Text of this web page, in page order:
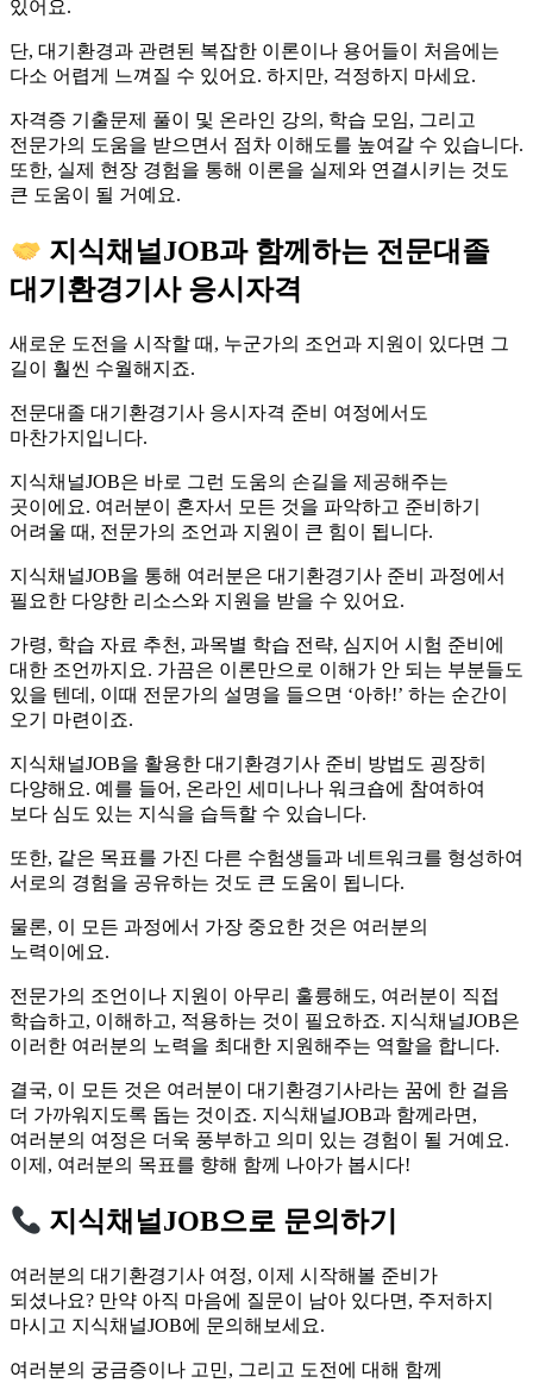
있어요.
단, 대기환경과 관련된 복잡한 이론이나 용어들이 처음에는
다소 어렵게 느껴질 수 있어요. 하지만, 걱정하지 마세요.
자격증 기출문제 풀이 및 온라인 강의, 학습 모임, 그리고
전문가의 도움을 받으면서 점차 이해도를 높여갈 수 있습니다.
또한, 실제 현장 경험을 통해 이론을 실제와 연결시키는 것도
큰 도움이 될 거예요.
지식채널JOB과 함께하는 전문대졸
대기환경기사 응시자격
새로운 도전을 시작할 때, 누군가의 조언과 지원이 있다면 그
길이 훨씬 수월해지죠.
전문대졸 대기환경기사 응시자격 준비 여정에서도
마찬가지입니다.
지식채널JOB은 바로 그런 도움의 손길을 제공해주는
곳이에요. 여러분이 혼자서 모든 것을 파악하고 준비하기
어려울 때, 전문가의 조언과 지원이 큰 힘이 됩니다.
지식채널JOB을 통해 여러분은 대기환경기사 준비 과정에서
필요한 다양한 리소스와 지원을 받을 수 있어요.
가령, 학습 자료 추천, 과목별 학습 전략, 심지어 시험 준비에
대한 조언까지요. 가끔은 이론만으로 이해가 안 되는 부분들도
있을 텐데, 이때 전문가의 설명을 들으면 ‘아하!’ 하는 순간이
오기 마련이죠.
지식채널JOB을 활용한 대기환경기사 준비 방법도 굉장히
다양해요. 예를 들어, 온라인 세미나나 워크숍에 참여하여
보다 심도 있는 지식을 습득할 수 있습니다.
또한, 같은 목표를 가진 다른 수험생들과 네트워크를 형성하여
서로의 경험을 공유하는 것도 큰 도움이 됩니다.
물론, 이 모든 과정에서 가장 중요한 것은 여러분의
노력이에요.
전문가의 조언이나 지원이 아무리 훌륭해도, 여러분이 직접
학습하고, 이해하고, 적용하는 것이 필요하죠. 지식채널JOB은
이러한 여러분의 노력을 최대한 지원해주는 역할을 합니다.
결국, 이 모든 것은 여러분이 대기환경기사라는 꿈에 한 걸음
더 가까워지도록 돕는 것이죠. 지식채널JOB과 함께라면,
여러분의 여정은 더욱 풍부하고 의미 있는 경험이 될 거예요.
이제, 여러분의 목표를 향해 함께 나아가 봅시다!
지식채널JOB으로 문의하기
여러분의 대기환경기사 여정, 이제 시작해볼 준비가
되셨나요? 만약 아직 마음에 질문이 남아 있다면, 주저하지
마시고 지식채널JOB에 문의해보세요.
여러분의 궁금증이나 고민, 그리고 도전에 대해 함께